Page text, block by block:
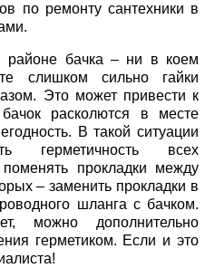
по ремонту сантехники в
районе бачка – ни в коем
слишком сильно гайки
Это может привести к
расколются в месте
В такой ситуации
герметичность всех
прокладки между
– заменить прокладки в
шланга с бачком.
можно дополнительно
герметиком. Если и это